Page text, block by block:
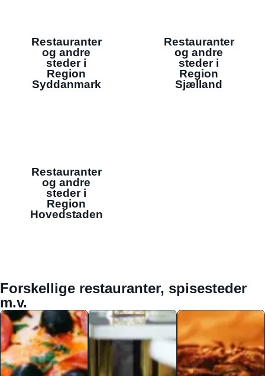
Restauranter
og andre
steder i
Region
Syddanmark
Restauranter
og andre
steder i
Region
Sjælland
Restauranter
og andre
steder i
Region
Hovedstaden
Forskellige restauranter, spisesteder
m.v.